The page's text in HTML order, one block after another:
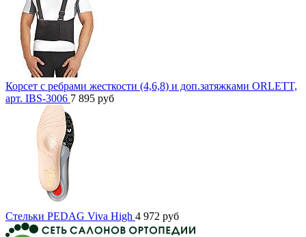
Корсет с ребрами жесткости (4,6,8) и доп.затяжками ORLETT,
арт. IBS-3006 7 895 руб
Стельки PEDAG Viva High 4 972 руб